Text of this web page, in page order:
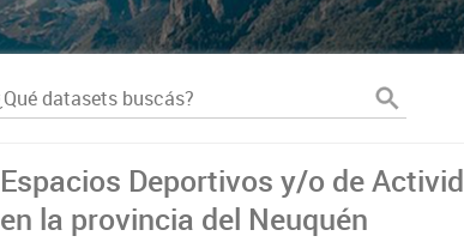
Espacios Deportivos y/o de
en la provincia del Neuquén